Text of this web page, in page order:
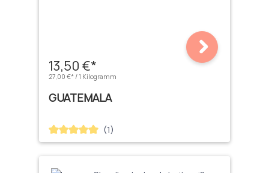
13,50 €*
27,00 €* / 1 Kilogramm
GUATEMALA
Durchschnittliche Bewertung von 5 von 5 Sternen
(1)